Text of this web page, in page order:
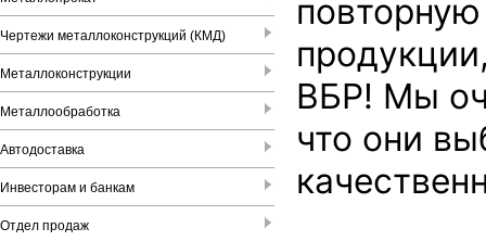
Чертежи металлоконструкций (КМД)
Металлоконструкции
Металлообработка
Автодоставка
Инвесторам и банкам
Отдел продаж
ВБР! Мы
что они